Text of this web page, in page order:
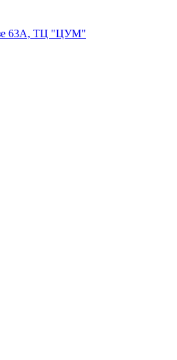
63А, ТЦ "ЦУМ"